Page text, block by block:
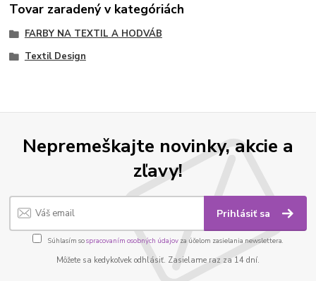
Tovar zaradený v kategóriách
FARBY NA TEXTIL A HODVÁB
Textil Design
Nepremeškajte novinky, akcie a
zľavy!
Prihlásiť sa
Súhlasím sospracovaním osobných údajov za účelom zasielania newslettera.
Môžete sa kedykoľvek odhlásiť. Zasielame raz za 14 dní.